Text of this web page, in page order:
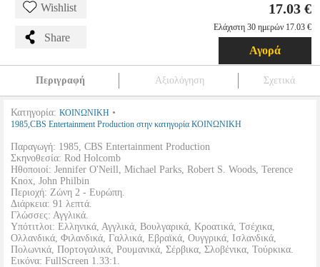
Wishlist
Share
17.03 €
Ελάχιστη 30 ημερών 17.03 €
Αγορά
Περιγραφή Αξιολόγηση Σχετικά
Κατηγορία: ΚΟΙΝΩΝΙΚΗ •
1985,CBS Entertainment Production στην κατηγορία ΚΟΙΝΩΝΙΚΗ
Παραγωγή: 1985, CBS Entertainment Production
Σκηνοθεσία: Rod Holcomb
Ηθοποιοί: Jennifer O'Neill, Michael Parks, Robert S. Woods, Terence
Knox, John Philbin
Περιοχή: Ζώνη 2 - Ευρώπη.
Διάρκεια: 91 λεπτά.
Γλώσσες: Αγγλικά.
Υπότιτλοι: Ελληνικά, Αγγλικά, Βουλγαρικά, Κροατικά, Τσέχικα,
Ολλανδικά, Φιλανδικά, Γαλλικά, Εβραϊκά, Ουγγρικά, Ισλανδικά,
Πολωνικά, Πορτογαλικά, Ρουμανικά, Σέρβικα, Σλοβένικα, Τούρκικα.
Εικόνα: FullScreen 1.33:1.